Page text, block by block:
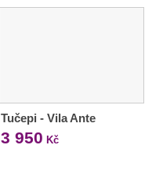
Tučepi - Vila Ante
3 950 Kč